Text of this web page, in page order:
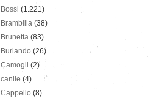
Bossi (1.221)
Brambilla (38)
Brunetta (83)
Burlando (26)
Camogli (2)
canile (4)
Cappello (8)